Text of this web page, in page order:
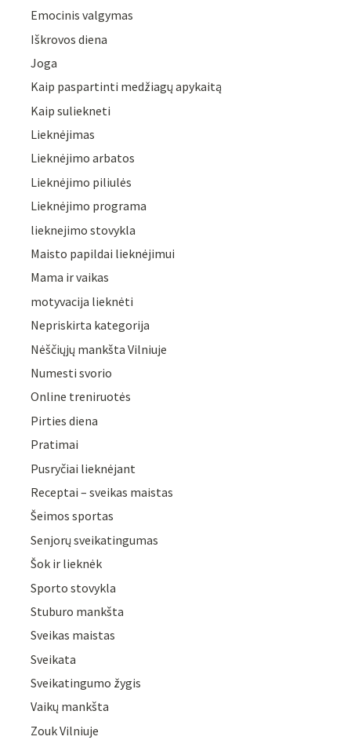
Emocinis valgymas
Iškrovos diena
Joga
Kaip paspartinti medžiagų apykaitą
Kaip suliekneti
Lieknėjimas
Lieknėjimo arbatos
Lieknėjimo piliulės
Lieknėjimo programa
lieknejimo stovykla
Maisto papildai lieknėjimui
Mama ir vaikas
motyvacija lieknėti
Nepriskirta kategorija
Nėščiųjų mankšta Vilniuje
Numesti svorio
Online treniruotės
Pirties diena
Pratimai
Pusryčiai lieknėjant
Receptai – sveikas maistas
Šeimos sportas
Senjorų sveikatingumas
Šok ir lieknėk
Sporto stovykla
Stuburo mankšta
Sveikas maistas
Sveikata
Sveikatingumo žygis
Vaikų mankšta
Zouk Vilniuje